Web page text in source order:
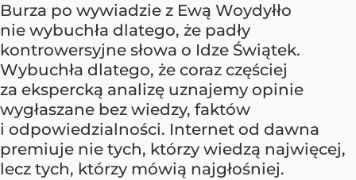
Burza po wywiadzie z Ewą Woydyłło
nie wybuchła dlatego, że padły
kontrowersyjne słowa o Idze Świątek.
Wybuchła dlatego, że coraz częściej
za ekspercką analizę uznajemy opinie
wygłaszane bez wiedzy, faktów
i odpowiedzialności. Internet od dawna
premiuje nie tych, którzy wiedzą najwięcej,
lecz tych, którzy mówią najgłośniej.